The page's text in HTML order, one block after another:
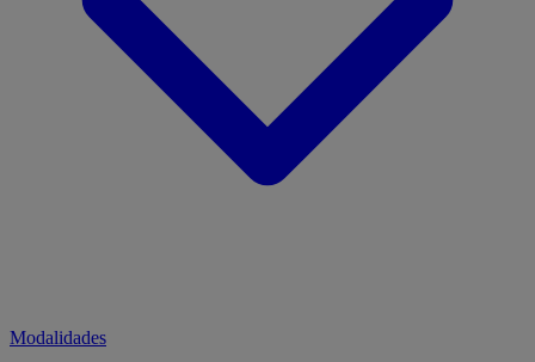
Modalidades